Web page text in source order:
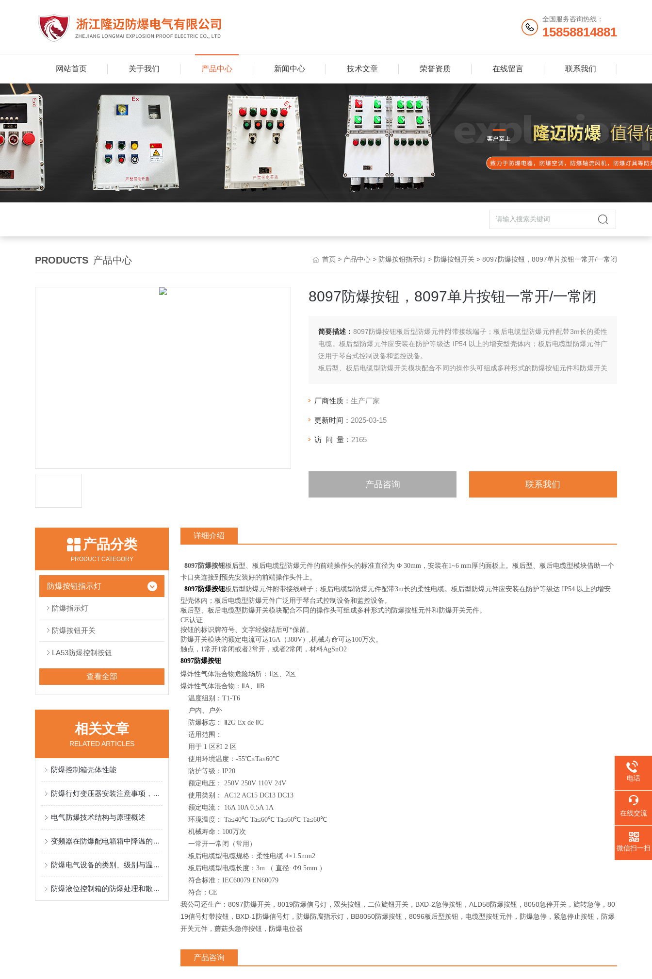
全国服务咨询热线：
15858814881
网站首页 关于我们 产品中心 新闻中心 技术文章 荣誉资质 在线留言 联系我们
PRODUCTS 产品中心 首页 > 产品中心 > 防爆按钮指示灯 > 防爆按钮开关 > 8097防爆按钮，8097单片按钮一常开/一常闭
8097防爆按钮，8097单片按钮一常开/一常闭
简要描述： 8097防爆按钮板后型防爆元件附带接线端子；板后电缆型防爆元件配带3m长的柔性
电缆。板后型防爆元件应安装在防护等级达 IP54 以上的增安型壳体内；板后电缆型防爆元件广
泛用于琴台式控制设备和监控设备。
板后型、板后电缆型防爆开关模块配合不同的操作头可组成多种形式的防爆按钮元件和防爆开关
厂商性质： 生产厂家
更新时间： 2025-03-15
访 问 量： 2165
产品咨询 联系我们
产品分类
PRODUCT CATEGORY
防爆按钮指示灯
防爆指示灯
防爆按钮开关
LA53防爆控制按钮
查看全部
相关文章
RELATED ARTICLES
防爆控制箱壳体性能
防爆行灯变压器安装注意事项，一定得注意！
电气防爆技术结构与原理概述
变频器在防爆配电箱箱中降温的方法
防爆电气设备的类别、级别与温度组别
防爆液位控制箱的防爆处理和散热处理方法
详细介绍
8097防爆按钮板后型、板后电缆型防爆元件的前端操作头的标准直径为 Φ 30mm，安装在1~6 mm厚的面板上。板后型、板后电缆型模块借助一个
卡口夹连接到预先安装好的前端操作头件上。
8097防爆按钮板后型防爆元件附带接线端子；板后电缆型防爆元件配带3m长的柔性电缆。板后型防爆元件应安装在防护等级达 IP54 以上的增安
型壳体内；板后电缆型防爆元件广泛用于琴台式控制设备和监控设备。
板后型、板后电缆型防爆开关模块配合不同的操作头可组成多种形式的防爆按钮元件和防爆开关元件。
CE认证
按钮的标识牌符号、文字经烧结后可*保留。
防爆开关模块的额定电流可达16A（380V）,机械寿命可达100万次。
触点，1常开1常闭或者2常开，或者2常闭，材料AgSnO2
8097防爆按钮
爆炸性气体混合物危险场所：1区、2区
爆炸性气体混合物：ⅡA、ⅡB
温度组别：T1-T6
户内、户外
防爆标志： Ⅱ2G Ex de ⅡC
适用范围：
用于 1 区和 2 区
使用环境温度：-55℃≤Ta≤60℃
防护等级：IP20
额定电压： 250V 250V 110V 24V
使用类别： AC12 AC15 DC13 DC13
额定电流： 16A 10A 0.5A 1A
环境温度： Ta≤40℃ Ta≤60℃ Ta≤60℃ Ta≤60℃
机械寿命：100万次
一常开一常闭（常用）
板后电缆型电缆规格：柔性电缆 4×1.5mm2
板后电缆型电缆长度：3m （ 直径: Φ9.5mm ）
符合标准：IEC60079 EN60079
符合：CE
我公司还生产： 8097防爆开关，8019防爆信号灯，双头按钮，二位旋钮开关，BXD-2急停按钮，ALD58防爆按钮，8050急停开关，旋转急停，80
19信号灯带按钮，BXD-1防爆信号灯，防爆防腐指示灯，BB8050防爆按钮，8096板后型按钮，电缆型按钮元件，防爆急停，紧急停止按钮，防爆
开关元件，蘑菇头急停按钮，防爆电位器
产品咨询
电话
在线交流
微信扫一扫